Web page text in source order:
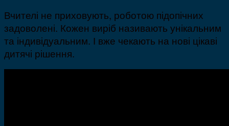
Вчителі не приховують, роботою підопічних
задоволені. Кожен виріб називають унікальним
та індивідуальним. І вже чекають на нові цікаві
дитячі рішення.